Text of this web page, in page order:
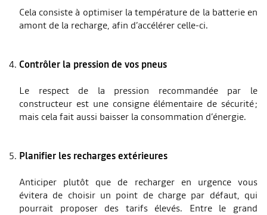
Cela consiste à optimiser la température de la batterie en
amont de la recharge, afin d’accélérer celle-ci.
Contrôler la pression de vos pneus
Le respect de la pression recommandée par le
constructeur est une consigne élémentaire de sécurité ;
mais cela fait aussi baisser la consommation d’énergie.
Planifier les recharges extérieures
Anticiper plutôt que de recharger en urgence vous
évitera de choisir un point de charge par défaut, qui
pourrait proposer des tarifs élevés. Entre le grand